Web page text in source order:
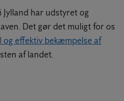
har udstyret og
Det gør det muligt for os
og effektiv bekæmpelse af
af landet.